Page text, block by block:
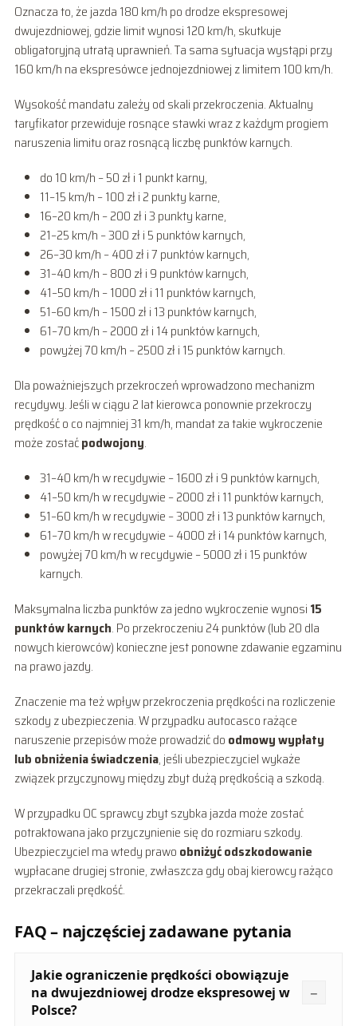
Oznacza to, że jazda 180 km/h po drodze ekspresowej
dwujezdniowej, gdzie limit wynosi 120 km/h, skutkuje
obligatoryjną utratą uprawnień. Ta sama sytuacja wystąpi przy
160 km/h na ekspresówce jednojezdniowej z limitem 100 km/h.
Wysokość mandatu zależy od skali przekroczenia. Aktualny
taryfikator przewiduje rosnące stawki wraz z każdym progiem
naruszenia limitu oraz rosnącą liczbę punktów karnych.
do 10 km/h – 50 zł i 1 punkt karny,
11–15 km/h – 100 zł i 2 punkty karne,
16–20 km/h – 200 zł i 3 punkty karne,
21–25 km/h – 300 zł i 5 punktów karnych,
26–30 km/h – 400 zł i 7 punktów karnych,
31–40 km/h – 800 zł i 9 punktów karnych,
41–50 km/h – 1000 zł i 11 punktów karnych,
51–60 km/h – 1500 zł i 13 punktów karnych,
61–70 km/h – 2000 zł i 14 punktów karnych,
powyżej 70 km/h – 2500 zł i 15 punktów karnych.
Dla poważniejszych przekroczeń wprowadzono mechanizm
recydywy. Jeśli w ciągu 2 lat kierowca ponownie przekroczy
prędkość o co najmniej 31 km/h, mandat za takie wykroczenie
może zostaćpodwojony.
31–40 km/h w recydywie – 1600 zł i 9 punktów karnych,
41–50 km/h w recydywie – 2000 zł i 11 punktów karnych,
51–60 km/h w recydywie – 3000 zł i 13 punktów karnych,
61–70 km/h w recydywie – 4000 zł i 14 punktów karnych,
powyżej 70 km/h w recydywie – 5000 zł i 15 punktów
karnych.
Maksymalna liczba punktów za jedno wykroczenie wynosi 15
punktów karnych. Po przekroczeniu 24 punktów (lub 20 dla
nowych kierowców) konieczne jest ponowne zdawanie egzaminu
na prawo jazdy.
Znaczenie ma też wpływ przekroczenia prędkości na rozliczenie
szkody z ubezpieczenia. W przypadku autocasco rażące
naruszenie przepisów może prowadzić do odmowy wypłaty
lub obniżenia świadczenia, jeśli ubezpieczyciel wykaże
związek przyczynowy między zbyt dużą prędkością a szkodą.
W przypadku OC sprawcy zbyt szybka jazda może zostać
potraktowana jako przyczynienie się do rozmiaru szkody.
Ubezpieczyciel ma wtedy prawo obniżyć odszkodowanie
wypłacane drugiej stronie, zwłaszcza gdy obaj kierowcy rażąco
przekraczali prędkość.
FAQ – najczęściej zadawane pytania
Jakie ograniczenie prędkości obowiązuje
na dwujezdniowej drodze ekspresowej w
Polsce?